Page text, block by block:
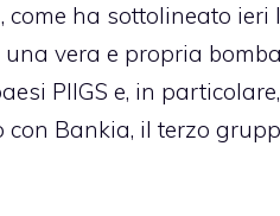
ha sottolineato ieri
vera e propria
PIIGS e, in
con Bankia, il terzo